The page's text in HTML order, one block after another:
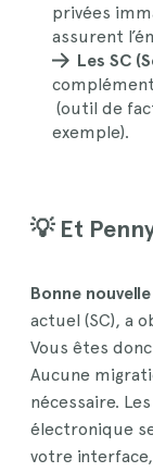
privées
assurent
Les SC
(outil de
exemple).
💡 Et
Bonne nouvelle
actuel (SC), a
Vous êtes
Aucune
nécessaire.
électronique
votre